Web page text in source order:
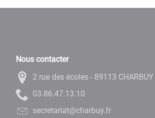
Nous contacter
2 rue des écoles - 89113 CHARBUY
01.31.74.68.30
rf.yubrahc@tairaterces